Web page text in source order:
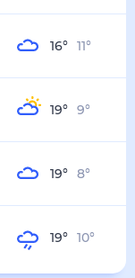
16° 11°
19° 9°
19° 8°
19° 10°